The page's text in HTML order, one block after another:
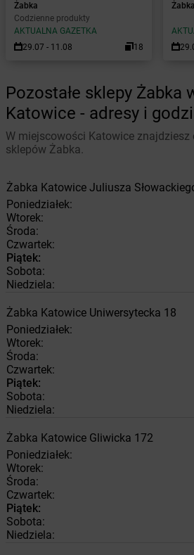
Żabka
Codzienne produkty
AKTUALNA GAZETKA
29.07 - 11.08
18
Żabka
Pozostałe sklepy Żabka
Katowice - adresy i
W miejscowości Katowice znajdziesz
sklepów Żabka.
Żabka Katowice Juliusza
Poniedziałek:
Wtorek:
Środa:
Czwartek:
Piątek:
Sobota:
Niedziela:
Żabka Katowice Uniwersytecka 18
Poniedziałek:
Wtorek:
Środa:
Czwartek:
Piątek:
Sobota:
Niedziela:
Żabka Katowice Gliwicka 172
Poniedziałek:
Wtorek:
Środa:
Czwartek:
Piątek:
Sobota:
Niedziela: